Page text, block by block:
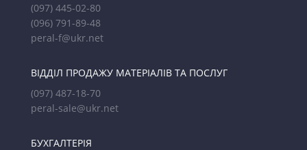
(097) 445-02-80
(096) 791-89-48
peral-f@ukr.net
ВІДДІЛ ПРОДАЖУ МАТЕРІАЛІВ ТА ПОСЛУГ
(097) 487-18-70
peral-sale@ukr.net
БУХГАЛТЕРІЯ